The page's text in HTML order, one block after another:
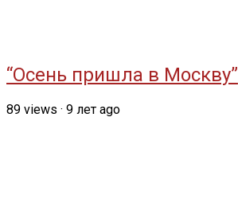
“Осень пришла в Москву”
89 views · 9 лет ago